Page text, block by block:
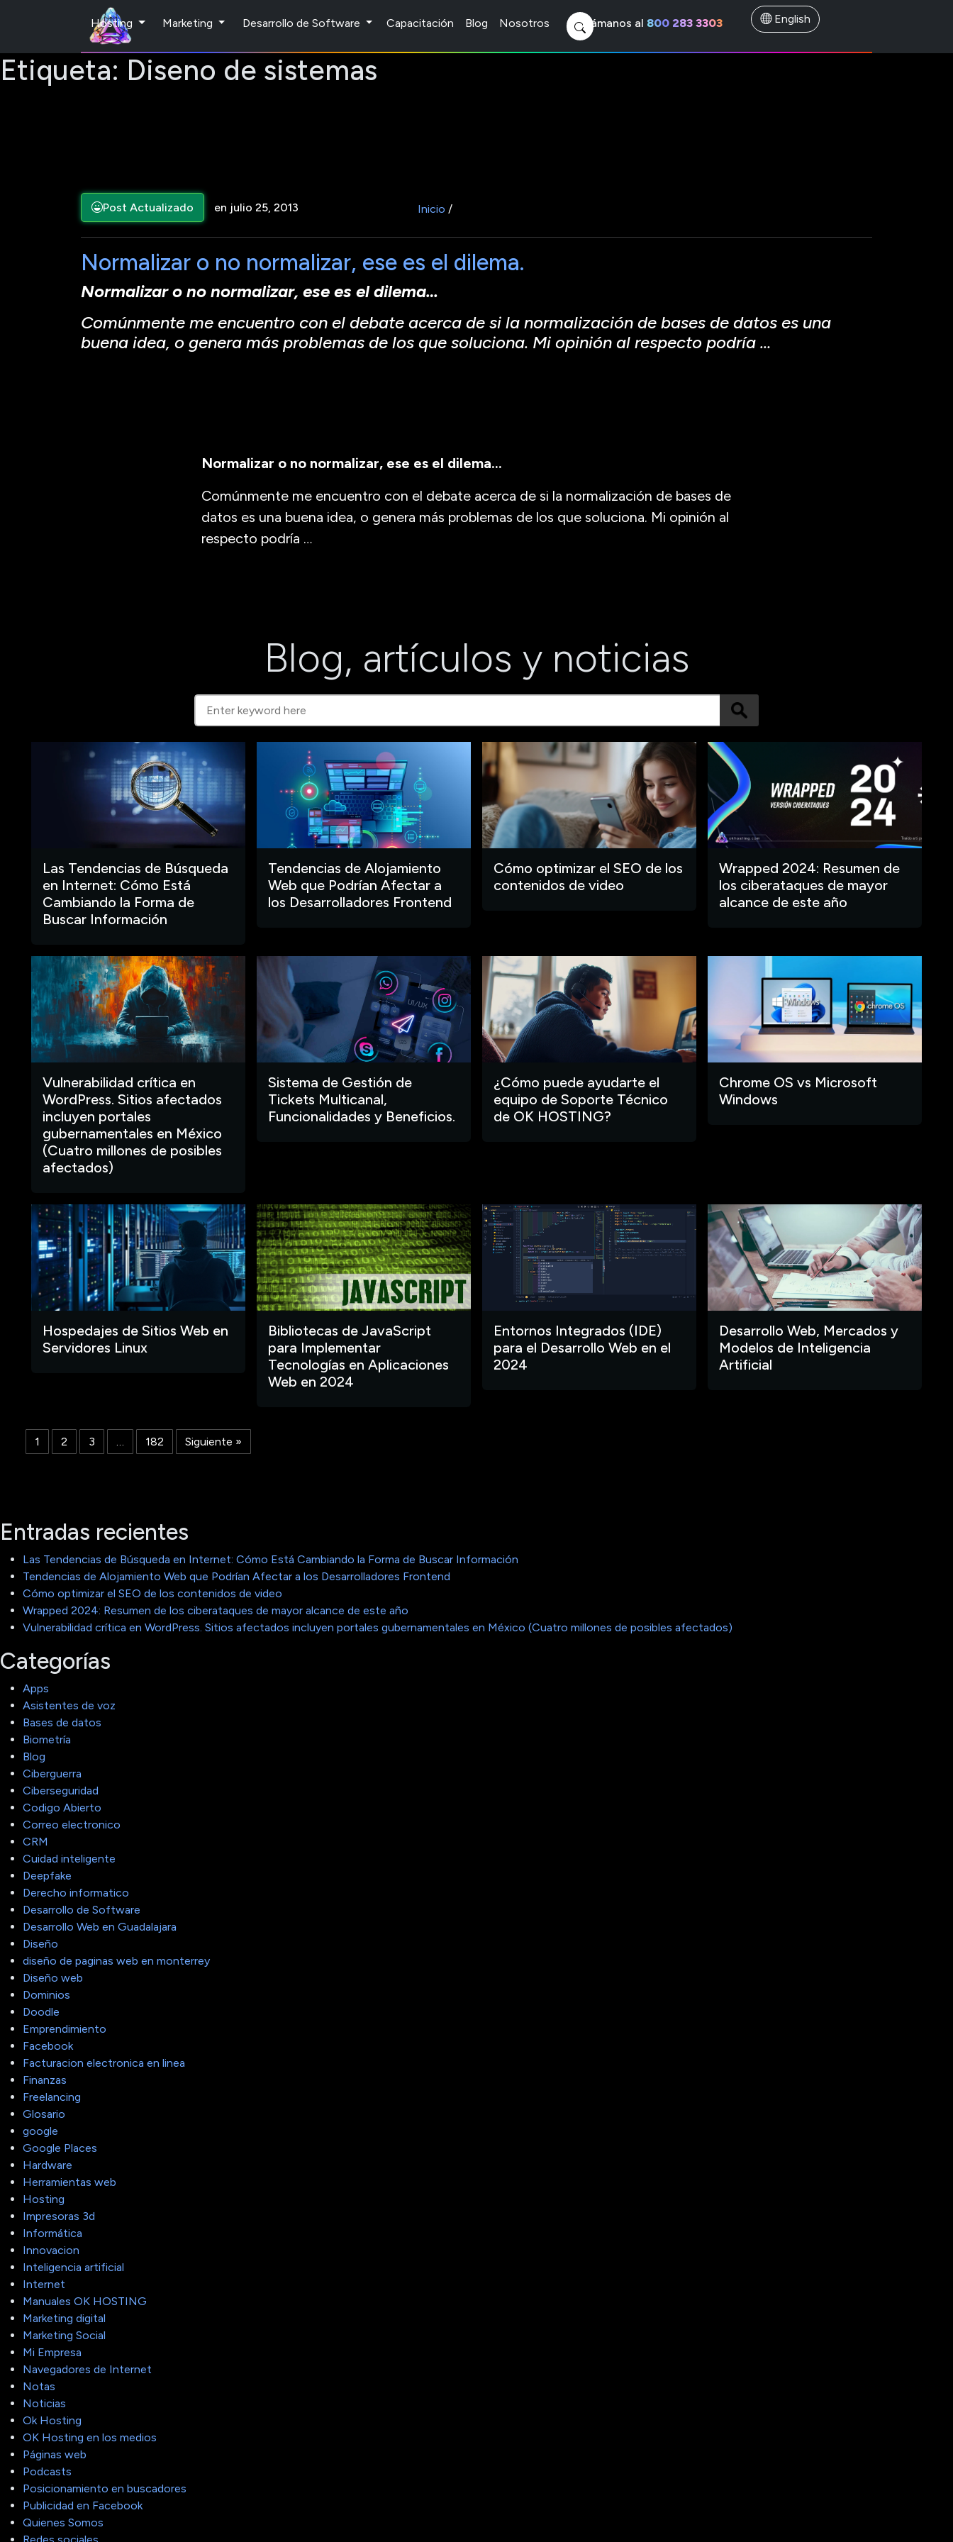
Hosting Marketing Desarrollo de Software Capacitación Blog Nosotros Llámanos al 800 283 3303 English
Etiqueta: Diseno de sistemas
Post Actualizado en julio 25, 2013 Inicio /
Normalizar o no normalizar, ese es el dilema.
Normalizar o no normalizar, ese es el dilema…
Comúnmente me encuentro con el debate acerca de si la normalización de bases de datos es una
buena idea, o genera más problemas de los que soluciona. Mi opinión al respecto podría …
Normalizar o no normalizar, ese es el dilema…
Comúnmente me encuentro con el debate acerca de si la normalización de bases de
datos es una buena idea, o genera más problemas de los que soluciona. Mi opinión al
respecto podría …
Blog, artículos y noticias
Las Tendencias de Búsqueda
en Internet: Cómo Está
Cambiando la Forma de
Buscar Información
Tendencias de Alojamiento
Web que Podrían Afectar a
los Desarrolladores Frontend
Cómo optimizar el SEO de los
contenidos de video
Wrapped 2024: Resumen de
los ciberataques de mayor
alcance de este año
Vulnerabilidad crítica en
WordPress. Sitios afectados
incluyen portales
gubernamentales en México
(Cuatro millones de posibles
afectados)
Sistema de Gestión de
Tickets Multicanal,
Funcionalidades y Beneficios.
¿Cómo puede ayudarte el
equipo de Soporte Técnico
de OK HOSTING?
Chrome OS vs Microsoft
Windows
Hospedajes de Sitios Web en
Servidores Linux
Bibliotecas de JavaScript
para Implementar
Tecnologías en Aplicaciones
Web en 2024
Entornos Integrados (IDE)
para el Desarrollo Web en el
2024
Desarrollo Web, Mercados y
Modelos de Inteligencia
Artificial
1 2 3 … 182 Siguiente »
Entradas recientes
Las Tendencias de Búsqueda en Internet: Cómo Está Cambiando la Forma de Buscar Información
Tendencias de Alojamiento Web que Podrían Afectar a los Desarrolladores Frontend
Cómo optimizar el SEO de los contenidos de video
Wrapped 2024: Resumen de los ciberataques de mayor alcance de este año
Vulnerabilidad crítica en WordPress. Sitios afectados incluyen portales gubernamentales en México (Cuatro millones de posibles afectados)
Categorías
Apps
Asistentes de voz
Bases de datos
Biometría
Blog
Ciberguerra
Ciberseguridad
Codigo Abierto
Correo electronico
CRM
Cuidad inteligente
Deepfake
Derecho informatico
Desarrollo de Software
Desarrollo Web en Guadalajara
Diseño
diseño de paginas web en monterrey
Diseño web
Dominios
Doodle
Emprendimiento
Facebook
Facturacion electronica en linea
Finanzas
Freelancing
Glosario
google
Google Places
Hardware
Herramientas web
Hosting
Impresoras 3d
Informática
Innovacion
Inteligencia artificial
Internet
Manuales OK HOSTING
Marketing digital
Marketing Social
Mi Empresa
Navegadores de Internet
Notas
Noticias
Ok Hosting
OK Hosting en los medios
Páginas web
Podcasts
Posicionamiento en buscadores
Publicidad en Facebook
Quienes Somos